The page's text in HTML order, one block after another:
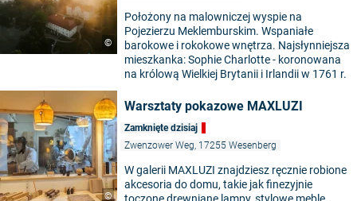
©
Położony na malowniczej wyspie na
Pojezierzu Meklemburskim. Wspaniałe
barokowe i rokokowe wnętrza. Najsłynniejsza
mieszkanka: Sophie Charlotte - koronowana
na królową Wielkiej Brytanii i Irlandii w 1761 r.
©
Warsztaty pokazowe MAXLUZI
Zamknięte dzisiaj
Zwenzower Weg, 17255 Wesenberg
W galerii MAXLUZI znajdziesz ręcznie robione
akcesoria do domu, takie jak finezyjnie